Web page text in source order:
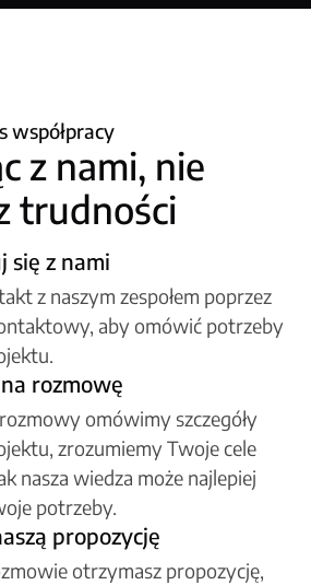
współpracy
z nami, nie
trudności
się z nami
z naszym zespołem poprzez
aby omówić potrzeby
rozmowę
omówimy szczegóły
zrozumiemy Twoje cele
nasza wiedza może najlepiej
potrzeby.
propozycję
otrzymasz propozycję,